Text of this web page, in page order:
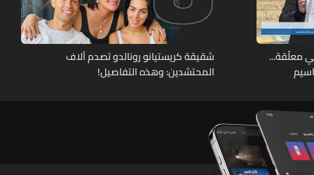
معلّقة...
شقيقة كريستيانو رونالدو تصدم آلاف
المحتشدين: وهذه التفاصيل!